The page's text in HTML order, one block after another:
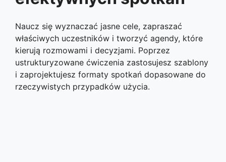
Naucz się wyznaczać jasne cele, zapraszać
właściwych uczestników i tworzyć agendy, które
kierują rozmowami i decyzjami. Poprzez
ustrukturyzowane ćwiczenia zastosujesz szablony
i zaprojektujesz formaty spotkań dopasowane do
rzeczywistych przypadków użycia.